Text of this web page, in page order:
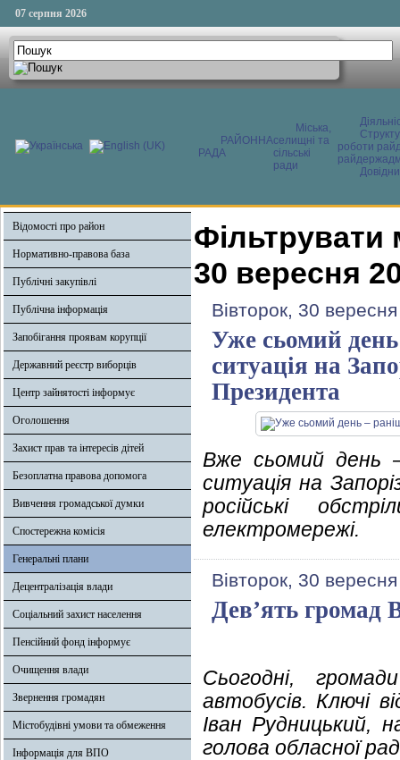
07 серпня 2026
РАЙОННА
РАДА
Міська,
селищні та
сільські
ради
роботи
Відомості про район
Нормативно-правова база
Публічні закупівлі
Публічна інформація
Запобігання проявам корупції
Державний реєстр виборців
Центр зайнятості інформує
Оголошення
Захист прав та інтересів дітей
Безоплатна правова допомога
Вивчення громадської думки
Спостережна комісія
Генеральні плани
Децентралізація влади
Соціальний захист населення
Пенсійний фонд інформує
Очищення влади
Звернення громадян
Містобудівні умови та обмеження
Інформація для ВПО
Фільтрувати
30 вересня
Вівторок, 30
Уже сьомий день
ситуація на
Президента
Вже сьомий день
ситуація на
російські
електромережі.
Вівторок, 30
Дев’ять громад
Сьогодні,
автобусів. Ключі
Іван Рудницький,
голова обласної